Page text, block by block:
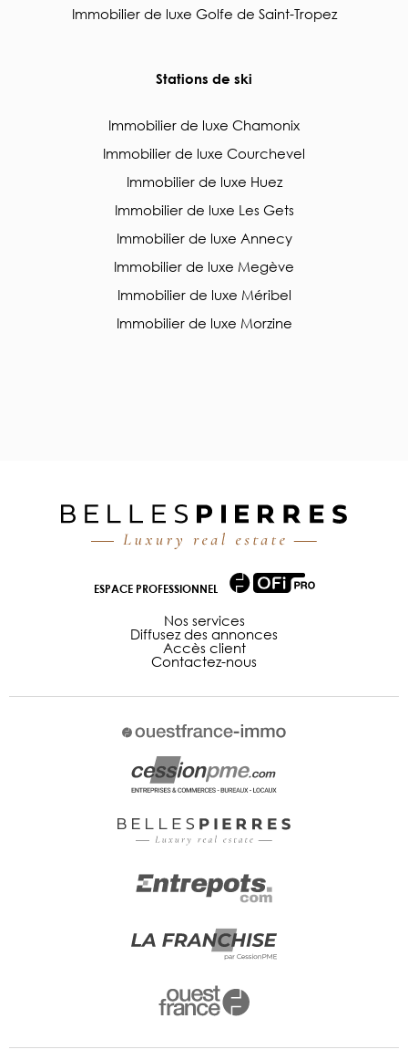
Immobilier de luxe Golfe de Saint-Tropez
Stations de ski
Immobilier de luxe Chamonix
Immobilier de luxe Courchevel
Immobilier de luxe Huez
Immobilier de luxe Les Gets
Immobilier de luxe Annecy
Immobilier de luxe Megève
Immobilier de luxe Méribel
Immobilier de luxe Morzine
ESPACE PROFESSIONNEL
Nos services
Diffusez des annonces
Accès client
Contactez-nous